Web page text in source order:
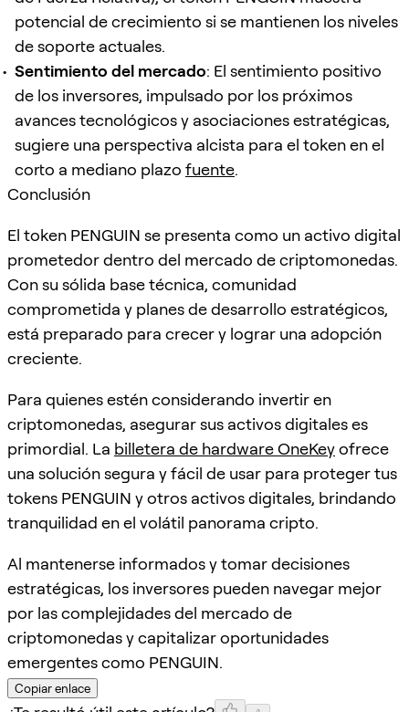
potencial de crecimiento si se mantienen los niveles
de soporte actuales.
Sentimiento del mercado: El sentimiento positivo
de los inversores, impulsado por los próximos
avances tecnológicos y asociaciones estratégicas,
sugiere una perspectiva alcista para el token en el
corto a mediano plazo fuente.
Conclusión
El token PENGUIN se presenta como un activo digital
prometedor dentro del mercado de criptomonedas.
Con su sólida base técnica, comunidad
comprometida y planes de desarrollo estratégicos,
está preparado para crecer y lograr una adopción
creciente.
Para quienes estén considerando invertir en
criptomonedas, asegurar sus activos digitales es
primordial. La billetera de hardware OneKeyofrece
una solución segura y fácil de usar para proteger tus
tokens PENGUIN y otros activos digitales, brindando
tranquilidad en el volátil panorama cripto.
Al mantenerse informados y tomar decisiones
estratégicas, los inversores pueden navegar mejor
por las complejidades del mercado de
criptomonedas y capitalizar oportunidades
emergentes como PENGUIN.
Copiar enlace